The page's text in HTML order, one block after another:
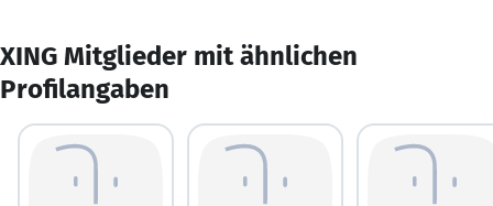
XING Mitglieder mit ähnlichen
Profilangaben